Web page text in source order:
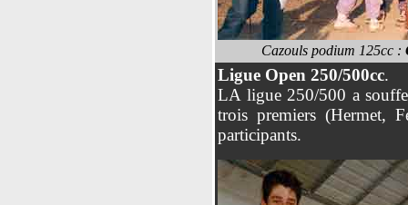
Cazouls podium 125cc :
Ligue Open 250/500cc.
LA ligue 250/500 a
trois premiers (Hermet,
participants.